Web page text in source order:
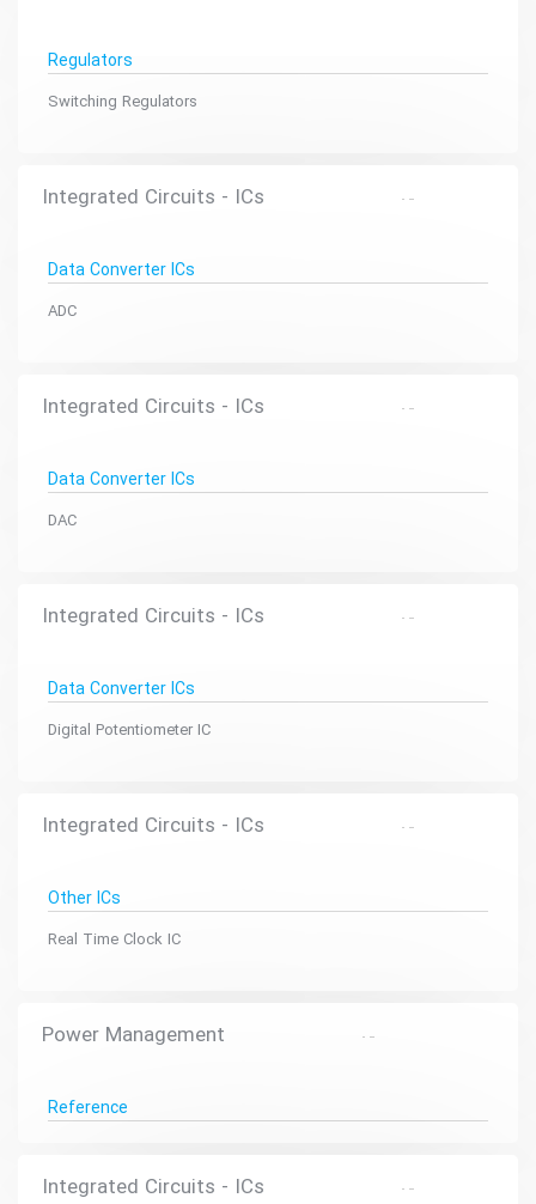
Regulators
Switching Regulators
Integrated Circuits - ICs
Data Converter ICs
ADC
Integrated Circuits - ICs
Data Converter ICs
DAC
Integrated Circuits - ICs
Data Converter ICs
Digital Potentiometer IC
Integrated Circuits - ICs
Other ICs
Real Time Clock IC
Power Management
Reference
Integrated Circuits - ICs